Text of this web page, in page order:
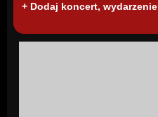
+ Dodaj koncert, wydarzenie